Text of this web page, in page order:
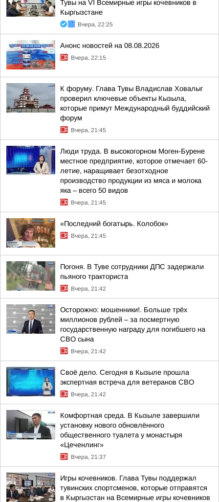
Тувы на VI Всемирные игры кочевников в
Кыргызстане
Вчера, 22:25
Анонс новостей на 08.08.2026
Вчера, 22:15
К форуму. Глава Тувы Владислав Ховалыг
проверил ключевые объекты Кызыла,
которые примут Международный буддийский
форум
Вчера, 21:45
Люди труда. В высокогорном Моген-Бурене
местное предприятие, которое отмечает 60-
летие, наращивает безотходное
производство продукции из мяса и молока
яка – всего 50 видов
Вчера, 21:45
«Последний богатырь. Колобок»
Вчера, 21:45
Погоня. В Туве сотрудники ДПС задержали
пьяного тракториста
Вчера, 21:42
Осторожно: мошенники!. Больше трёх
миллионов рублей – за посмертную
государственную награду для погибшего на
СВО сына
Вчера, 21:42
Своё дело. Сегодня в Кызыле прошла
экспертная встреча для ветеранов СВО
Вчера, 21:42
Комфортная среда. В Кызыле завершили
установку нового обновлённого
общественного туалета у монастыря
«Цеченлинг»
Вчера, 21:37
Игры кочевников. Глава Тувы поддержал
тувинских спортсменов, которые отправятся
в Кыргызстан на Всемирные игры кочевников